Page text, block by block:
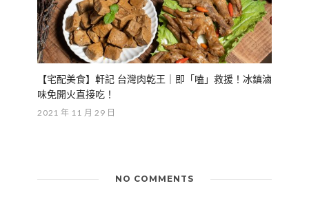
【宅配美食】軒記 台灣肉乾王｜即「嗑」救援！冰鎮滷
味免開火直接吃！
2021 年 11 月 29 日
NO COMMENTS